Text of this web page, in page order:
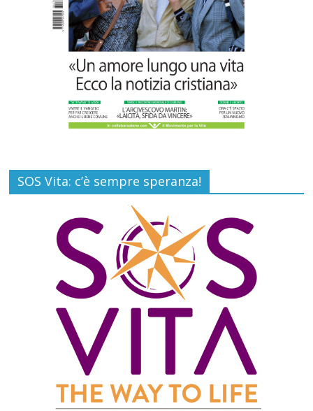
6 Agosto 2026 Commenti disabilitati
SOS Vita: c’è sempre speranza!